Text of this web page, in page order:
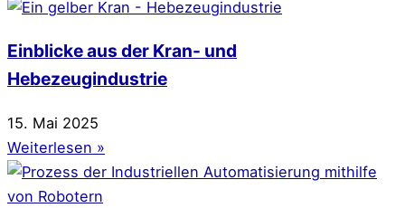
Einblicke aus der Kran- und
Hebezeugindustrie
15. Mai 2025
Weiterlesen »